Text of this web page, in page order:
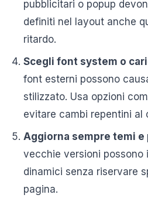
pubblicitari o popup
definiti nel layout anche
ritardo.
Scegli font system o
font esterni possono
stilizzato. Usa opzioni
evitare cambi repentini al
Aggiorna sempre temi e
vecchie versioni possono
dinamici senza riservare
pagina.